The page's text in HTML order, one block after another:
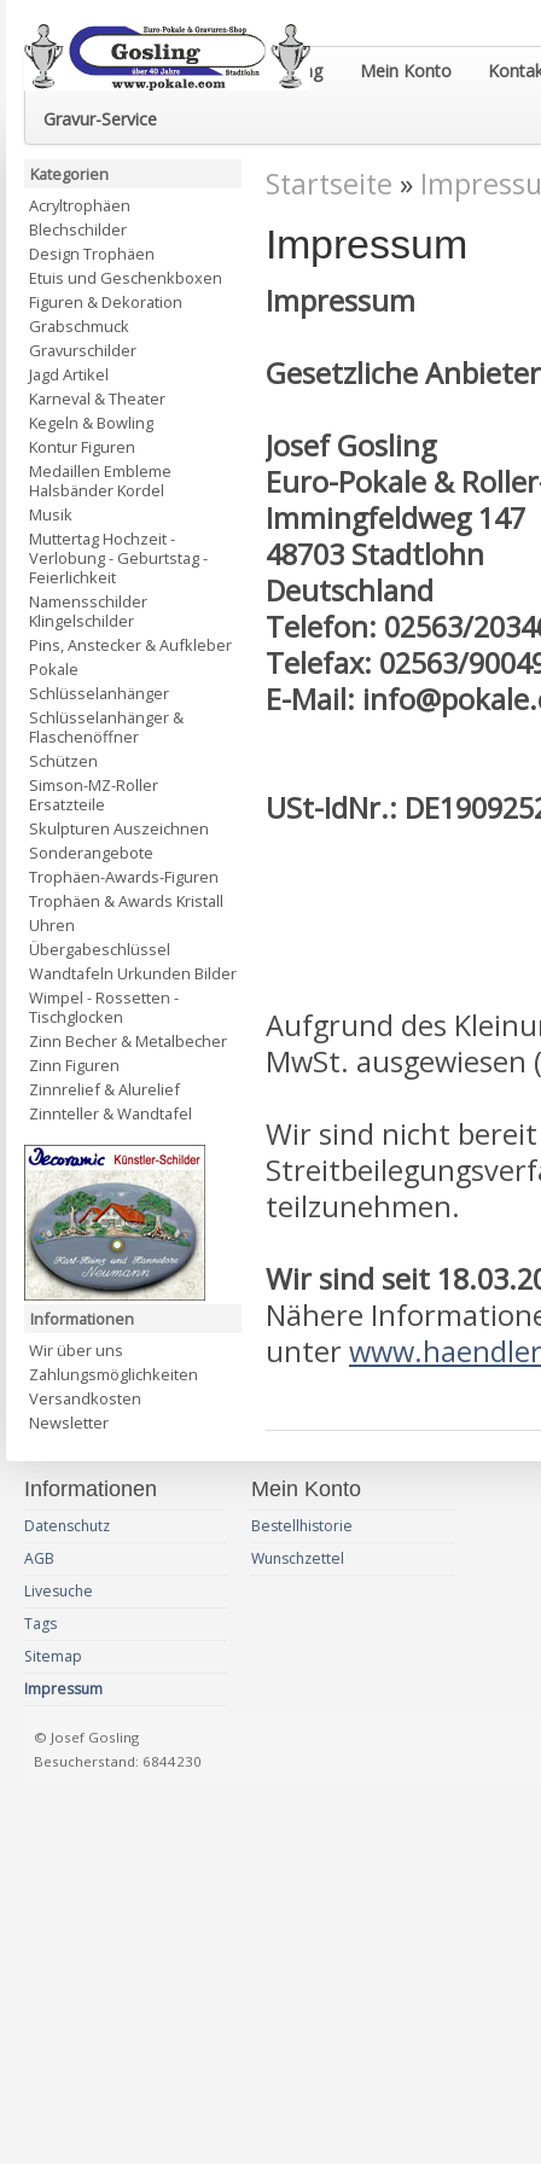
Euro-Pokale & Gravur-Shop Gosling Mein Konto
Gravur-Service
Startseite »
Impressum
Impressum
Gesetzliche
Josef Gosling
Euro-Pokale &
Immingfeldweg 147
48703 Stadtlohn
Deutschland
Telefon: 02563/
Telefax: 02563/
E-Mail:
USt-IdNr.:
Aufgrund des
MwSt.
Wir sind nicht
teilzunehmen.
Wir sind seit
Nähere
unter
Kategorien
Acryltrophäen
Blechschilder
Design Trophäen
Etuis und Geschenkboxen
Figuren & Dekoration
Grabschmuck
Gravurschilder
Jagd Artikel
Karneval & Theater
Kegeln & Bowling
Kontur Figuren
Medaillen Embleme
Halsbänder Kordel
Musik
Muttertag Hochzeit -
Verlobung - Geburtstag -
Feierlichkeit
Namensschilder
Klingelschilder
Pins, Anstecker & Aufkleber
Pokale
Schlüsselanhänger
Schlüsselanhänger &
Flaschenöffner
Schützen
Simson-MZ-Roller
Ersatzteile
Skulpturen Auszeichnen
Sonderangebote
Trophäen-Awards-Figuren
Trophäen & Awards Kristall
Uhren
Übergabeschlüssel
Wandtafeln Urkunden Bilder
Wimpel - Rossetten -
Tischglocken
Zinn Becher & Metalbecher
Zinn Figuren
Zinnrelief & Alurelief
Zinnteller & Wandtafel
Informationen
Wir über uns
Zahlungsmöglichkeiten
Versandkosten
Newsletter
Informationen
Datenschutz
AGB
Livesuche
Tags
Sitemap
Impressum
Mein Konto
Bestellhistorie
Wunschzettel
© Josef Gosling
Besucherstand: 6844230